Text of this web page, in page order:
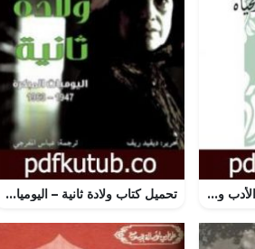
تحميل كتاب تجربتي في الأدب والحياة PDF تأليف سومرست موم مجانا [كامل] تحميل كتاب ولادة ثانية – اليوميات المبكرة 1947-1963 PDF تأليف سوزان سونتاغ مجانا [كامل]